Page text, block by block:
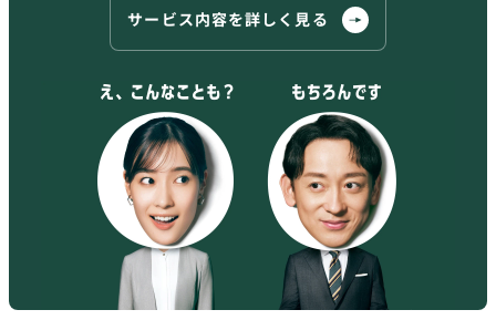
サービス内容を詳しく見る